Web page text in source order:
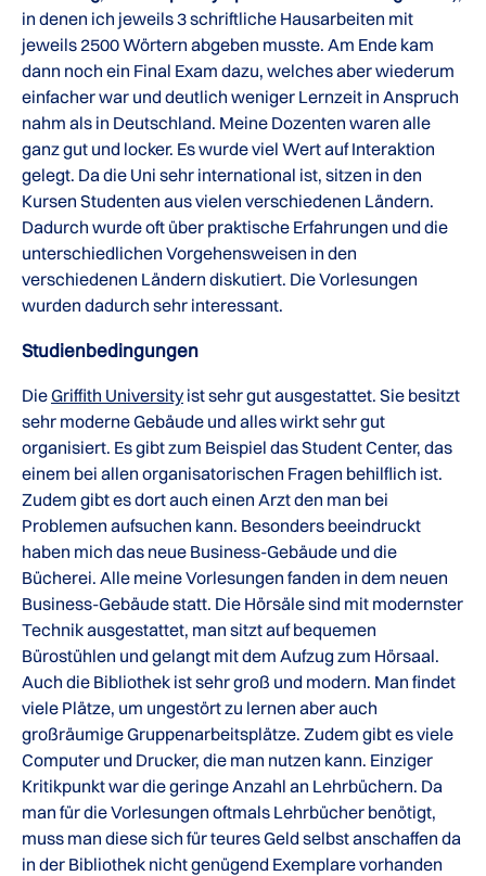
in denen ich jeweils 3 schriftliche Hausarbeiten mit
jeweils 2500 Wörtern abgeben musste. Am Ende kam
dann noch ein Final Exam dazu, welches aber wiederum
einfacher war und deutlich weniger Lernzeit in Anspruch
nahm als in Deutschland. Meine Dozenten waren alle
ganz gut und locker. Es wurde viel Wert auf Interaktion
gelegt. Da die Uni sehr international ist, sitzen in den
Kursen Studenten aus vielen verschiedenen Ländern.
Dadurch wurde oft über praktische Erfahrungen und die
unterschiedlichen Vorgehensweisen in den
verschiedenen Ländern diskutiert. Die Vorlesungen
wurden dadurch sehr interessant.
Studienbedingungen
DieGriffith Universityist sehr gut ausgestattet. Sie besitzt
sehr moderne Gebäude und alles wirkt sehr gut
organisiert. Es gibt zum Beispiel das Student Center, das
einem bei allen organisatorischen Fragen behilflich ist.
Zudem gibt es dort auch einen Arzt den man bei
Problemen aufsuchen kann. Besonders beeindruckt
haben mich das neue Business-Gebäude und die
Bücherei. Alle meine Vorlesungen fanden in dem neuen
Business-Gebäude statt. Die Hörsäle sind mit modernster
Technik ausgestattet, man sitzt auf bequemen
Bürostühlen und gelangt mit dem Aufzug zum Hörsaal.
Auch die Bibliothek ist sehr groß und modern. Man findet
viele Plätze, um ungestört zu lernen aber auch
großräumige Gruppenarbeitsplätze. Zudem gibt es viele
Computer und Drucker, die man nutzen kann. Einziger
Kritikpunkt war die geringe Anzahl an Lehrbüchern. Da
man für die Vorlesungen oftmals Lehrbücher benötigt,
muss man diese sich für teures Geld selbst anschaffen da
in der Bibliothek nicht genügend Exemplare vorhanden